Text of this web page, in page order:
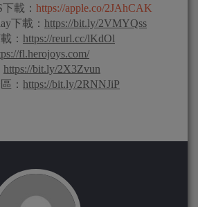
載： https://apple.co/2JAhCAK
下載： https://bit.ly/2VMYQss
： https://reurl.cc/lKdOl
fl.herojoys.com/
https://bit.ly/2X3Zvun
： https://bit.ly/2RNNJiP